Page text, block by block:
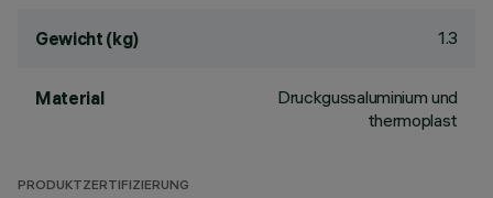
Gewicht (kg) 1.3
Material
Druckgussaluminium und
thermoplast
PRODUKTZERTIFIZIERUNG